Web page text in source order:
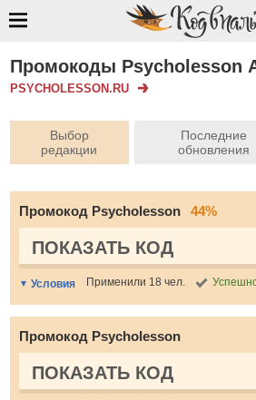
Промокоды Psycholesson
PSYCHOLESSON.RU
Выбор
редакции
Последние
обновления
Промокод Psycholesson 44%
ПОКАЗАТЬ КОД
Условия Применили 18 чел.
Промокод Psycholesson
ПОКАЗАТЬ КОД